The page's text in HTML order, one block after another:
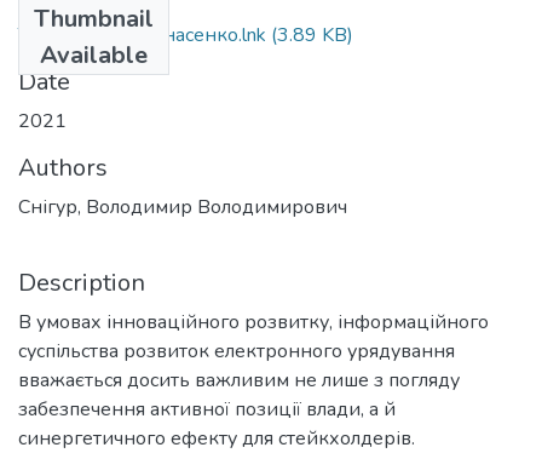
Thumbnail
Available
Тези_Снігур_Панасенко.lnk (3.89 KB)
Date
2021
Authors
Снігур, Володимир Володимирович
Description
В умовах інноваційного розвитку, інформаційного
суспільства розвиток електронного урядування
вважається досить важливим не лише з погляду
забезпечення активної позиції влади, а й
синергетичного ефекту для стейкхолдерів.